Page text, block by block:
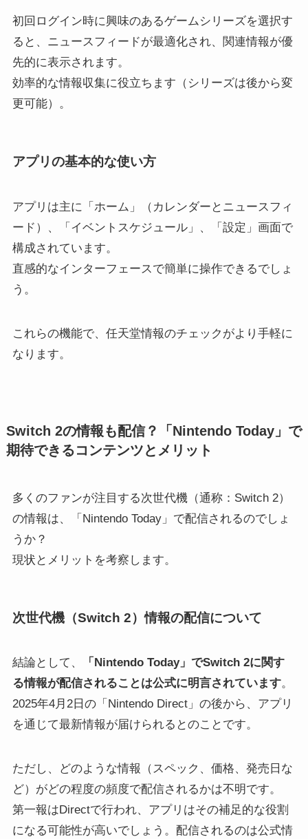
初回ログイン時に興味のあるゲームシリーズを選択す
ると、ニュースフィードが最適化され、関連情報が優
先的に表示されます。
効率的な情報収集に役立ちます（シリーズは後から変
更可能）。
アプリの基本的な使い方
アプリは主に「ホーム」（カレンダーとニュースフィ
ード）、「イベントスケジュール」、「設定」画面で
構成されています。
直感的なインターフェースで簡単に操作できるでしょ
う。
これらの機能で、任天堂情報のチェックがより手軽に
なります。
Switch 2の情報も配信？「Nintendo Today」で
期待できるコンテンツとメリット
多くのファンが注目する次世代機（通称：Switch 2）
の情報は、「Nintendo Today」で配信されるのでしょ
うか？
現状とメリットを考察します。
次世代機（Switch 2）情報の配信について
結論として、
「Nintendo Today」でSwitch 2に関す
る情報が配信されることは公式に明言されています。
2025年4月2日の「Nintendo Direct」の後から、アプリ
を通じて最新情報が届けられるとのことです。
ただし、どのような情報（スペック、価格、発売日な
ど）がどの程度の頻度で配信されるかは不明です。
第一報はDirectで行われ、アプリはその補足的な役割
になる可能性が高いでしょう。配信されるのは公式情